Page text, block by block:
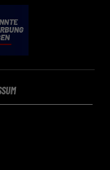
Cookies. Sie
geben oder sich